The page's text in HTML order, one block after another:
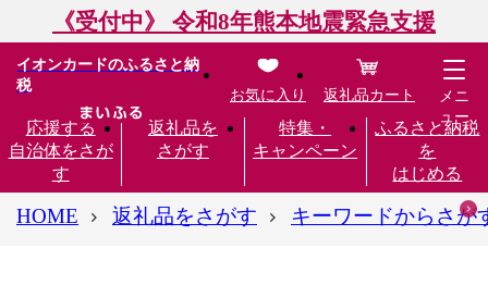
《受付中》 令和8年熊本地震緊急支援
イオンカードのふるさと納
税
応援する
自治体をさが
す
返礼品を
さがす
特集・
キャンペーン
ふるさと納税
を
はじめる
お気に入り 返礼品カート
メニ
ュー
HOME 返礼品をさがす キーワードからさが